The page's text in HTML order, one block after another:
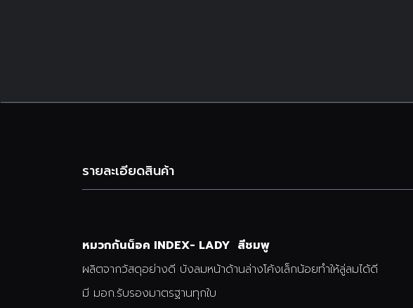
รายละเอียดสินค้า
หมวกกันน็อค INDEX- LADY สีชมพู
ผลิตจากวัสดุอย่างดี บังลมหน้าด้านล่างโค้งเล็กน้อยทำให้ลู่ลมได้ดี
มี มอก.รับรองมาตรฐานทุกใบ